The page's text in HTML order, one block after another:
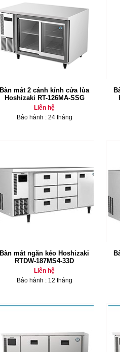
Bàn mát 2 cánh kính cửa lùa
Hoshizaki RT-126MA-SSG
Liên hệ
Bảo hành : 24 tháng
Bàn mát ngăn kéo Hoshizaki
RTDW-187MS4-33D
Liên hệ
Bảo hành : 12 tháng